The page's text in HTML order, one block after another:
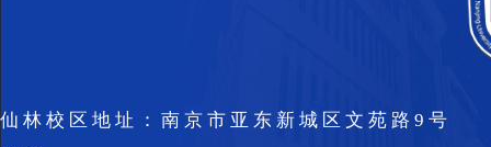
仙林校区地址：南京市亚东新城区文苑路9号